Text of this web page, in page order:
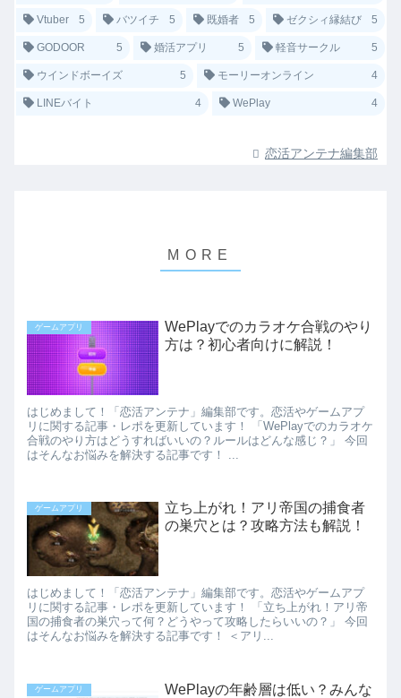
Vtuber 5 バツイチ 5 既婚者 5 ゼクシィ縁結び 5
GODOOR 5 婚活アプリ 5 軽音サークル 5
ウインドボーイズ 5 モーリーオンライン 4
LINEバイト 4 WePlay 4
恋活アンテナ編集部
ゲームアプリ
WePlayでのカラオケ合戦のやり
方は？初心者向けに解説！
はじめまして！「恋活アンテナ」編集部です。恋活やゲームアプ
リに関する記事・レポを更新しています！ 「WePlayでのカラオケ
合戦のやり方はどうすればいいの？ルールはどんな感じ？」 今回
はそんなお悩みを解決する記事です！ ...
ゲームアプリ
立ち上がれ！アリ帝国の捕食者
の巣穴とは？攻略方法も解説！
はじめまして！「恋活アンテナ」編集部です。恋活やゲームアプ
リに関する記事・レポを更新しています！ 「立ち上がれ！アリ帝
国の捕食者の巣穴って何？どうやって攻略したらいいの？」 今回
はそんなお悩みを解決する記事です！ ＜アリ...
ゲームアプリ
WePlayの年齢層は低い？みんな